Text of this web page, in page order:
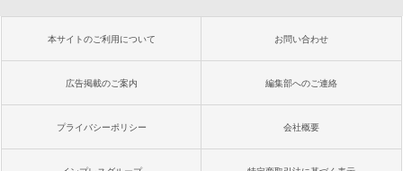
本サイトのご利用について お問い合わせ
広告掲載のご案内 編集部へのご連絡
プライバシーポリシー 会社概要